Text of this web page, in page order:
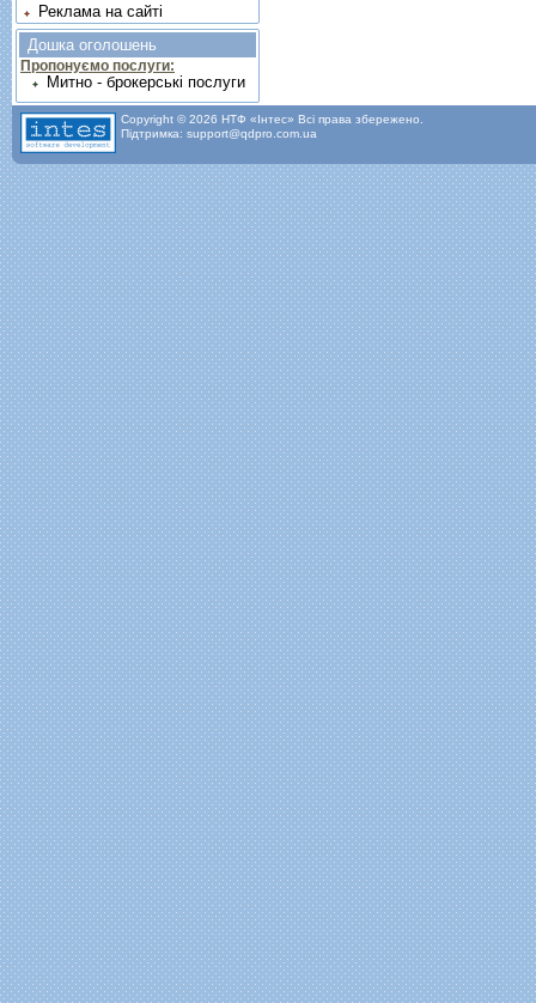
Реклама на сайті
Дошка оголошень
Пропонуємо послуги:
Митно - брокерські послуги
Copyright © 2026 НТФ «Інтес» Всі права збережено.
Підтримка: support@qdpro.com.ua